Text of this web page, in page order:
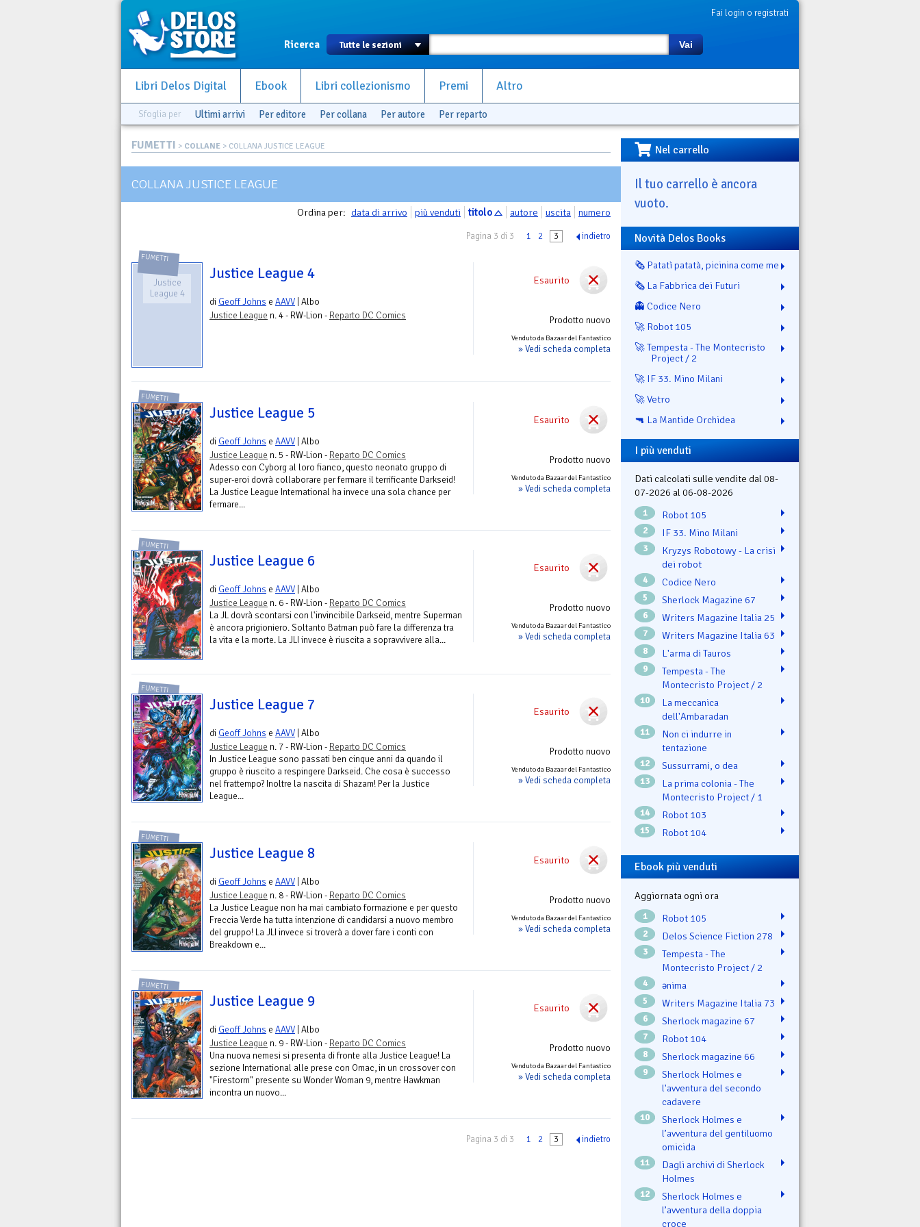
Fai login o registrati
Ricerca Vai
Libri Delos Digital Ebook Libri collezionismo Premi Altro
Sfoglia per Ultimi arrivi Per editore Per collana Per autore Per reparto
FUMETTI > COLLANE > COLLANA JUSTICE LEAGUE
COLLANA JUSTICE LEAGUE
Ordina per: data di arrivo più venduti titolo autore uscita numero
Pagina 3 di 3 1 2 3 indietro
Esaurito
Prodotto nuovo
Venduto da Bazaar del Fantastico
» Vedi scheda completa
FUMETTI
Justice
League 4
Justice League 4
di Geoff Johns e AAVV | Albo
Justice League n. 4 - RW-Lion - Reparto DC Comics
Esaurito
Prodotto nuovo
Venduto da Bazaar del Fantastico
» Vedi scheda completa
FUMETTI
Justice League 5
di Geoff Johns e AAVV | Albo
Justice League n. 5 - RW-Lion - Reparto DC Comics
Adesso con Cyborg al loro fianco, questo neonato gruppo di
super-eroi dovrà collaborare per fermare il terrificante Darkseid!
La Justice League International ha invece una sola chance per
fermare...
Esaurito
Prodotto nuovo
Venduto da Bazaar del Fantastico
» Vedi scheda completa
FUMETTI
Justice League 6
di Geoff Johns e AAVV | Albo
Justice League n. 6 - RW-Lion - Reparto DC Comics
La JL dovrà scontarsi con l'invincibile Darkseid, mentre Superman
è ancora prigioniero. Soltanto Batman può fare la differenza tra
la vita e la morte. La JLI invece è riuscita a sopravvivere alla...
Esaurito
Prodotto nuovo
Venduto da Bazaar del Fantastico
» Vedi scheda completa
FUMETTI
Justice League 7
di Geoff Johns e AAVV | Albo
Justice League n. 7 - RW-Lion - Reparto DC Comics
In Justice League sono passati ben cinque anni da quando il
gruppo è riuscito a respingere Darkseid. Che cosa è successo
nel frattempo? Inoltre la nascita di Shazam! Per la Justice
League...
Esaurito
Prodotto nuovo
Venduto da Bazaar del Fantastico
» Vedi scheda completa
FUMETTI
Justice League 8
di Geoff Johns e AAVV | Albo
Justice League n. 8 - RW-Lion - Reparto DC Comics
La Justice League non ha mai cambiato formazione e per questo
Freccia Verde ha tutta intenzione di candidarsi a nuovo membro
del gruppo! La JLI invece si troverà a dover fare i conti con
Breakdown e...
Esaurito
Prodotto nuovo
Venduto da Bazaar del Fantastico
» Vedi scheda completa
FUMETTI
Justice League 9
di Geoff Johns e AAVV | Albo
Justice League n. 9 - RW-Lion - Reparto DC Comics
Una nuova nemesi si presenta di fronte alla Justice League! La
sezione International alle prese con Omac, in un crossover con
"Firestorm" presente su Wonder Woman 9, mentre Hawkman
incontra un nuovo...
Pagina 3 di 3 1 2 3 indietro
Nel carrello
Il tuo carrello è ancora
vuoto.
Novità Delos Books
🗞️ Patatì patatà, picinina come me
🗞️ La Fabbrica dei Futuri
👻 Codice Nero
🚀 Robot 105
🚀 Tempesta - The Montecristo
Project / 2
🚀 IF 33. Mino Milani
🚀 Vetro
🔫 La Mantide Orchidea
I più venduti
Dati calcolati sulle vendite dal 08-
07-2026 al 06-08-2026
1 Robot 105
2 IF 33. Mino Milani
3
Kryzys Robotowy - La crisi
dei robot
4 Codice Nero
5 Sherlock Magazine 67
6 Writers Magazine Italia 25
7 Writers Magazine Italia 63
8 L'arma di Tauros
9
Tempesta - The
Montecristo Project / 2
10
La meccanica
dell'Ambaradan
11
Non ci indurre in
tentazione
12 Sussurrami, o dea
13
La prima colonia - The
Montecristo Project / 1
14 Robot 103
15 Robot 104
Ebook più venduti
Aggiornata ogni ora
1 Robot 105
2 Delos Science Fiction 278
3
Tempesta - The
Montecristo Project / 2
4 ənima
5 Writers Magazine Italia 73
6 Sherlock magazine 67
7 Robot 104
8 Sherlock magazine 66
9
Sherlock Holmes e
l'avventura del secondo
cadavere
10
Sherlock Holmes e
l’avventura del gentiluomo
omicida
11
Dagli archivi di Sherlock
Holmes
12
Sherlock Holmes e
l’avventura della doppia
croce